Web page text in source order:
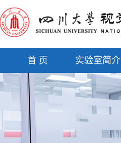
首 页 实验室简介